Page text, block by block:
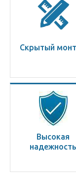
Скрытый
Высокая
надежность